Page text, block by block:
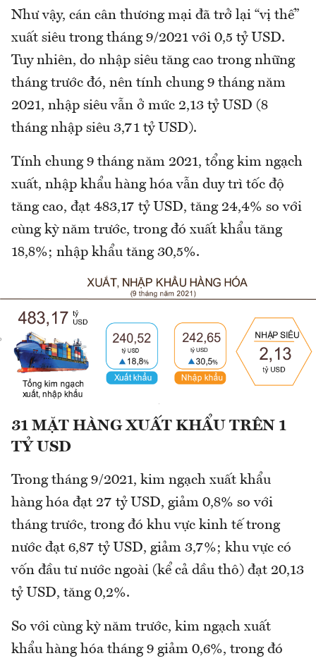
Như vậy, cán cân thương mại đã trở lại “vị thế”
xuất siêu trong tháng 9/2021 với 0,5 tỷ USD.
Tuy nhiên, do nhập siêu tăng cao trong những
tháng trước đó, nên tính chung 9 tháng năm
2021, nhập siêu vẫn ở mức 2,13 tỷ USD (8
tháng nhập siêu 3,71 tỷ USD).
Tính chung 9 tháng năm 2021, tổng kim ngạch
xuất, nhập khẩu hàng hóa vẫn duy trì tốc độ
tăng cao, đạt 483,17 tỷ USD, tăng 24,4% so với
cùng kỳ năm trước, trong đó xuất khẩu tăng
18,8%; nhập khẩu tăng 30,5%.
31 MẶT HÀNG XUẤT KHẨU TRÊN 1
TỶ USD
Trong tháng 9/2021, kim ngạch xuất khẩu
hàng hóa đạt 27 tỷ USD, giảm 0,8% so với
tháng trước, trong đó khu vực kinh tế trong
nước đạt 6,87 tỷ USD, giảm 3,7%; khu vực có
vốn đầu tư nước ngoài (kể cả dầu thô) đạt 20,13
tỷ USD, tăng 0,2%.
So với cùng kỳ năm trước, kim ngạch xuất
khẩu hàng hóa tháng 9 giảm 0,6%, trong đó